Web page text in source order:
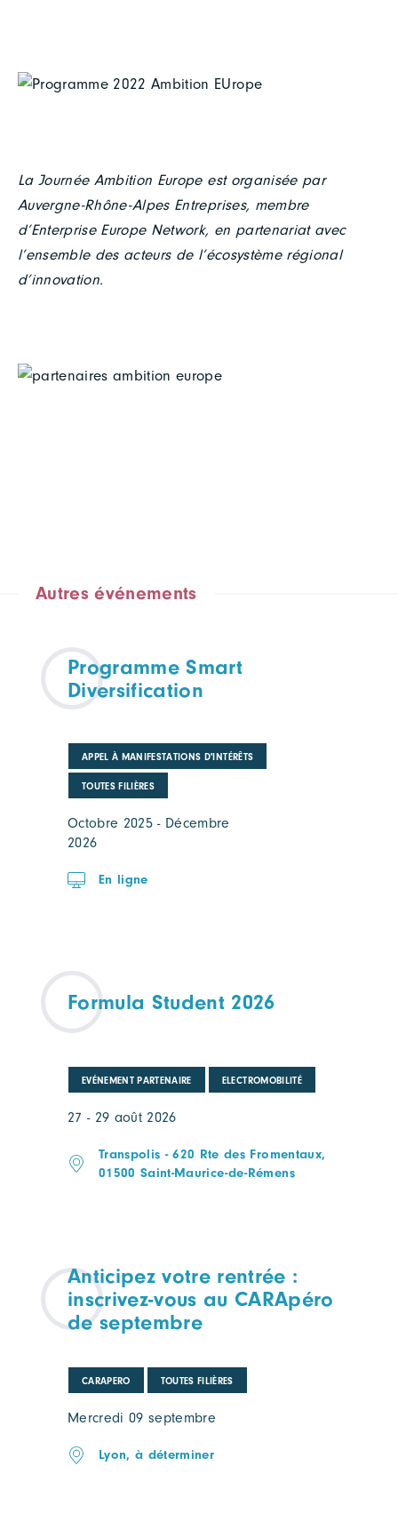
La Journée Ambition Europe est organisée par
Auvergne-Rhône-Alpes Entreprises, membre
d’Enterprise Europe Network, en partenariat avec
l’ensemble des acteurs de l’écosystème régional
d’innovation.
Autres événements
Programme Smart
Diversification
APPEL À MANIFESTATIONS D'INTÉRÊTS
TOUTES FILIÈRES
Octobre 2025 - Décembre
2026
En ligne
Formula Student 2026
EVÉNEMENT PARTENAIRE ELECTROMOBILITÉ
27 - 29 août 2026
Transpolis - 620 Rte des Fromentaux,
01500 Saint-Maurice-de-Rémens
Anticipez votre rentrée :
inscrivez-vous au CARApéro
de septembre
CARAPERO TOUTES FILIÈRES
Mercredi 09 septembre
Lyon, à déterminer